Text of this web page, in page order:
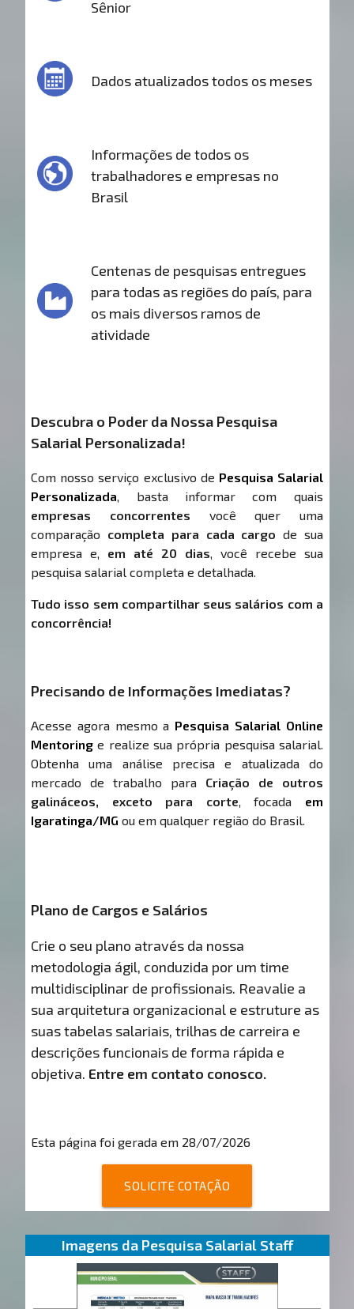
Sênior
Dados atualizados todos os meses
Informações de todos os
trabalhadores e empresas no
Brasil
Centenas de pesquisas entregues
para todas as regiões do país, para
os mais diversos ramos de
atividade
Descubra o Poder da Nossa Pesquisa
Salarial Personalizada!
Com nosso serviço exclusivo de Pesquisa Salarial
Personalizada, basta informar com quais
empresas concorrentes você quer uma
comparação completa para cada cargo de sua
empresa e, em até 20 dias, você recebe sua
pesquisa salarial completa e detalhada.
Tudo isso sem compartilhar seus salários com a
concorrência!
Precisando de Informações Imediatas?
Acesse agora mesmo a Pesquisa Salarial Online
Mentoring e realize sua própria pesquisa salarial.
Obtenha uma análise precisa e atualizada do
mercado de trabalho para Criação de outros
galináceos, exceto para corte, focada em
Igaratinga/MG ou em qualquer região do Brasil.
Plano de Cargos e Salários
Crie o seu plano através da nossa
metodologia ágil, conduzida por um time
multidisciplinar de profissionais. Reavalie a
sua arquitetura organizacional e estruture as
suas tabelas salariais, trilhas de carreira e
descrições funcionais de forma rápida e
objetiva. Entre em contato conosco.
Esta página foi gerada em 28/07/2026
SOLICITE COTAÇÃO
Imagens da Pesquisa Salarial Staff